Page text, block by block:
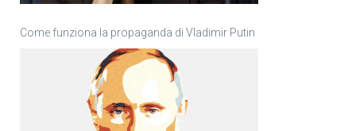
Come funziona la propaganda di Vladimir Putin